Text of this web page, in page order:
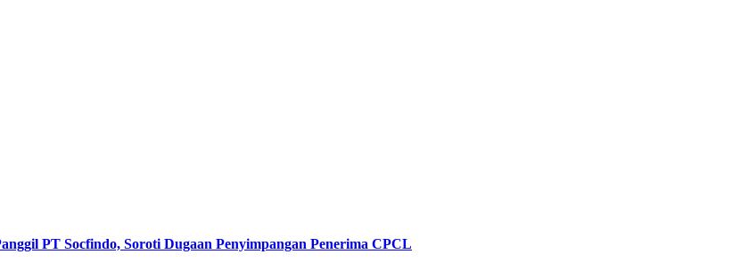
PT Socfindo, Soroti Dugaan Penyimpangan Penerima CPCL